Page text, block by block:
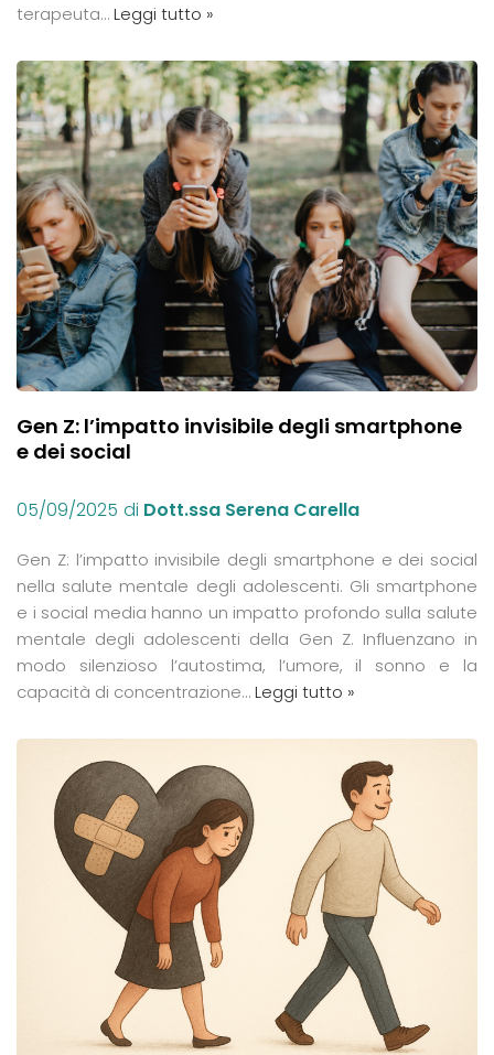
terapeuta…Leggi tutto »
Gen Z: l’impatto invisibile degli smartphone
e dei social
05/09/2025 di Dott.ssa Serena Carella
Gen Z: l’impatto invisibile degli smartphone e dei social
nella salute mentale degli adolescenti. Gli smartphone
e i social media hanno un impatto profondo sulla salute
mentale degli adolescenti della Gen Z. Influenzano in
modo silenzioso l’autostima, l’umore, il sonno e la
capacità di concentrazione…Leggi tutto »